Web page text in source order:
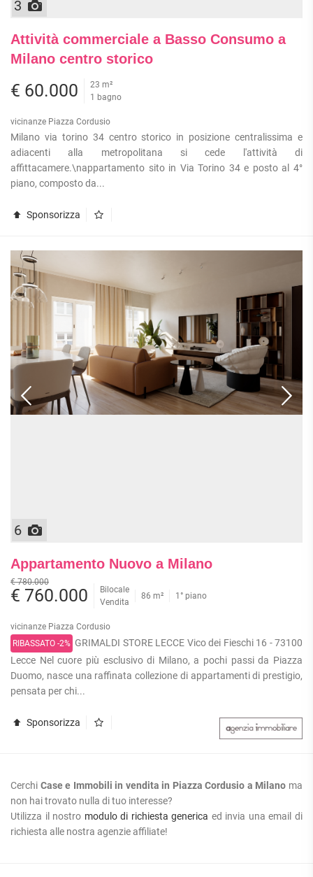
3
Attività commerciale a Basso Consumo a
Milano centro storico
€ 60.000
23 m²
1 bagno
vicinanze Piazza Cordusio
Milano via torino 34 centro storico in posizione centralissima e
adiacenti alla metropolitana si cede l'attività di
affittacamere.\nappartamento sito in Via Torino 34 e posto al 4°
piano, composto da...
Sponsorizza
6
Appartamento Nuovo a Milano
€ 780.000
€ 760.000
Bilocale
Vendita
86 m² 1° piano
vicinanze Piazza Cordusio
RIBASSATO -2% GRIMALDI STORE LECCE Vico dei Fieschi 16 - 73100
Lecce Nel cuore più esclusivo di Milano, a pochi passi da Piazza
Duomo, nasce una raffinata collezione di appartamenti di prestigio,
pensata per chi...
Sponsorizza
Cerchi Case e Immobili in vendita in Piazza Cordusio a Milano ma
non hai trovato nulla di tuo interesse?
Utilizza il nostro modulo di richiesta generica ed invia una email di
richiesta alle nostra agenzie affiliate!